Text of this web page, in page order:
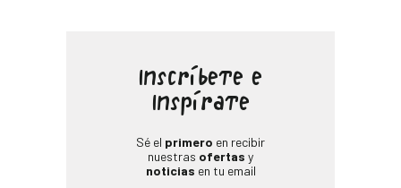
Inscríbete e
Inspírate
Sé el primero en recibir
nuestras ofertas y
noticias en tu email